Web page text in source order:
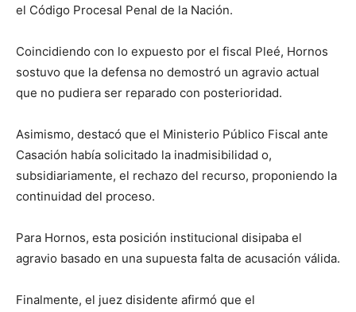
el Código Procesal Penal de la Nación.
Coincidiendo con lo expuesto por el fiscal Pleé, Hornos
sostuvo que la defensa no demostró un agravio actual
que no pudiera ser reparado con posterioridad.
Asimismo, destacó que el Ministerio Público Fiscal ante
Casación había solicitado la inadmisibilidad o,
subsidiariamente, el rechazo del recurso, proponiendo la
continuidad del proceso.
Para Hornos, esta posición institucional disipaba el
agravio basado en una supuesta falta de acusación válida.
Finalmente, el juez disidente afirmó que el